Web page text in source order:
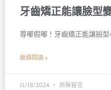
牙齒矯正能讓臉型
尊嘟假嘟！牙齒矯正能讓臉
繼續閱讀 »
11/19/2024 尚無留言